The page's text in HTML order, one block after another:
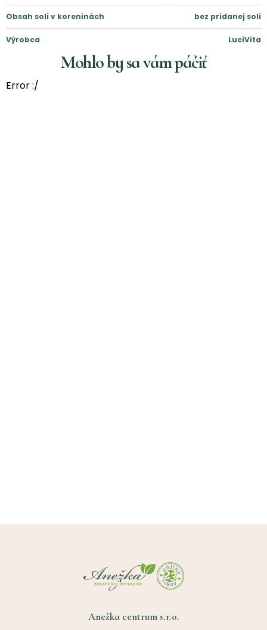
Obsah soli v koreninách bez pridanej soli
Výrobca LuciVita
Mohlo by sa vám páčiť
Error :/
Anežka centrum s.r.o.